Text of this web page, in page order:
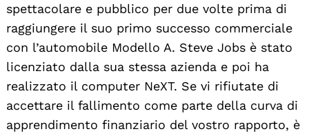
spettacolare e pubblico per due volte prima di
raggiungere il suo primo successo commerciale
con l’automobile Modello A. Steve Jobs è stato
licenziato dalla sua stessa azienda e poi ha
realizzato il computer NeXT. Se vi rifiutate di
accettare il fallimento come parte della curva di
apprendimento finanziario del vostro rapporto, è